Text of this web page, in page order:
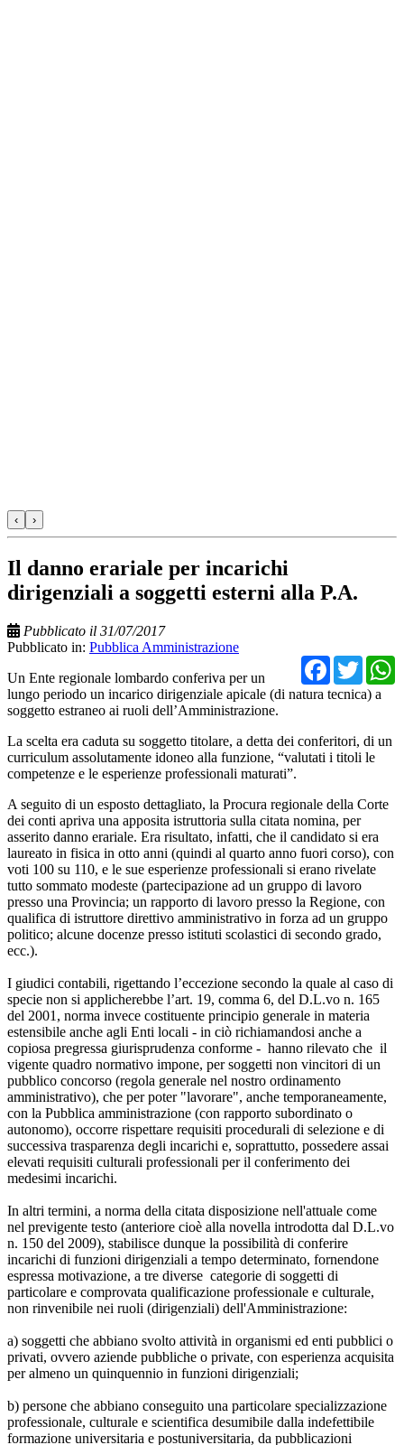
‹ ›
Il danno erariale per incarichi
dirigenziali a soggetti esterni alla P.A.
Pubblicato il 31/07/2017
Pubblicato in: Pubblica Amministrazione
Un Ente regionale lombardo conferiva per un
lungo periodo un incarico dirigenziale apicale (di natura tecnica) a
soggetto estraneo ai ruoli dell’Amministrazione.
La scelta era caduta su soggetto titolare, a detta dei conferitori, di un
curriculum assolutamente idoneo alla funzione, “valutati i titoli le
competenze e le esperienze professionali maturati”.
A seguito di un esposto dettagliato, la Procura regionale della Corte
dei conti apriva una apposita istruttoria sulla citata nomina, per
asserito danno erariale. Era risultato, infatti, che il candidato si era
laureato in fisica in otto anni (quindi al quarto anno fuori corso), con
voti 100 su 110, e le sue esperienze professionali si erano rivelate
tutto sommato modeste (partecipazione ad un gruppo di lavoro
presso una Provincia; un rapporto di lavoro presso la Regione, con
qualifica di istruttore direttivo amministrativo in forza ad un gruppo
politico; alcune docenze presso istituti scolastici di secondo grado,
ecc.).
I giudici contabili, rigettando l’eccezione secondo la quale al caso di
specie non si applicherebbe l’art. 19, comma 6, del D.L.vo n. 165
del 2001, norma invece costituente principio generale in materia
estensibile anche agli Enti locali - in ciò richiamandosi anche a
copiosa pregressa giurisprudenza conforme - hanno rilevato che il
vigente quadro normativo impone, per soggetti non vincitori di un
pubblico concorso (regola generale nel nostro ordinamento
amministrativo), che per poter "lavorare", anche temporaneamente,
con la Pubblica amministrazione (con rapporto subordinato o
autonomo), occorre rispettare requisiti procedurali di selezione e di
successiva trasparenza degli incarichi e, soprattutto, possedere assai
elevati requisiti culturali professionali per il conferimento dei
medesimi incarichi.
In altri termini, a norma della citata disposizione nell'attuale come
nel previgente testo (anteriore cioè alla novella introdotta dal D.L.vo
n. 150 del 2009), stabilisce dunque la possibilità di conferire
incarichi di funzioni dirigenziali a tempo determinato, fornendone
espressa motivazione, a tre diverse categorie di soggetti di
particolare e comprovata qualificazione professionale e culturale,
non rinvenibile nei ruoli (dirigenziali) dell'Amministrazione:
a) soggetti che abbiano svolto attività in organismi ed enti pubblici o
privati, ovvero aziende pubbliche o private, con esperienza acquisita
per almeno un quinquennio in funzioni dirigenziali;
b) persone che abbiano conseguito una particolare specializzazione
professionale, culturale e scientifica desumibile dalla indefettibile
formazione universitaria e postuniversitaria, da pubblicazioni